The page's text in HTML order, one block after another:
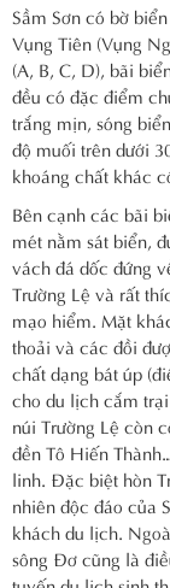
Sầm Sơn có bờ
Vụng Tiên (Vụng
(A, B, C, D), bãi
đều có đặc điểm
trắng mịn, sóng
độ muối trên dưới
khoáng chất khác
Bên cạnh các bãi
mét nằm sát biển,
vách đá dốc đứng
Trường Lệ và rất
mạo hiểm. Mặt
thoải và các đồi
chất dạng bát úp
cho du lịch cắm
núi Trường Lệ còn
đền Tô Hiến
linh. Đặc biệt hòn
nhiên độc đáo của
khách du lịch.
sông Đơ cũng là